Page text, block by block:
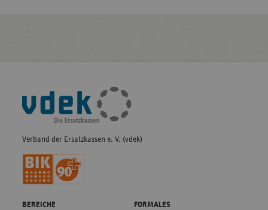
Fußleisten-
Navigation
Verband der Ersatzkassen e. V. (vdek)
BEREICHE FORMALES